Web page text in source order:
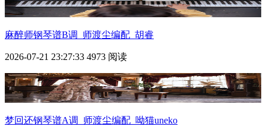
麻醉师钢琴谱B调_师渡尘编配_胡睿
2026-07-21 23:27:33 4973 阅读
梦回还钢琴谱A调_师渡尘编配_呦猫uneko